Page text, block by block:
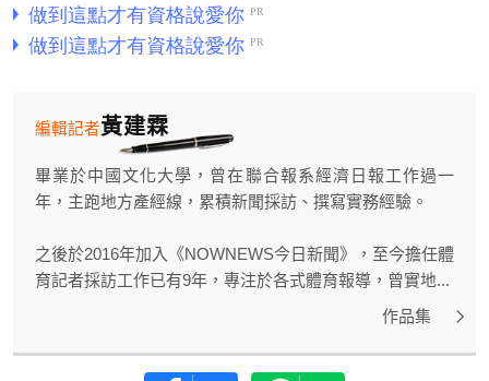
黃建霖
編輯記者
畢業於中國文化大學，曾在聯合報系經濟日報工作過一
年，主跑地方產經線，累積新聞採訪、撰寫實務經驗。
之後於2016年加入《NOWNEWS今日新聞》，至今擔任體
育記者採訪工作已有9年，專注於各式體育報導，曾實地...
作品集